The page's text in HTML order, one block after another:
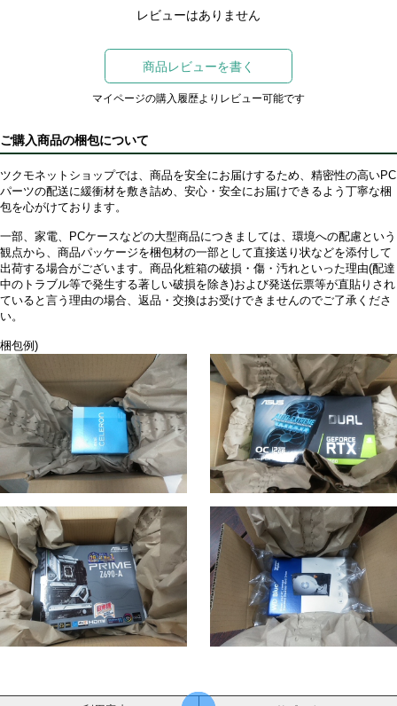
レビューはありません
商品レビューを書く
マイページの購入履歴よりレビュー可能です
ご購入商品の梱包について
ツクモネットショップでは、商品を安全にお届けするため、精密性の高いPC
パーツの配送に緩衝材を敷き詰め、安心・安全にお届けできるよう丁寧な梱
包を心がけております。
一部、家電、PCケースなどの大型商品につきましては、環境への配慮という
観点から、商品パッケージを梱包材の一部として直接送り状などを添付して
出荷する場合がございます。商品化粧箱の破損・傷・汚れといった理由(配達
中のトラブル等で発生する著しい破損を除き)および発送伝票等が直貼りされ
ていると言う理由の場合、返品・交換はお受けできませんのでご了承くださ
い。
梱包例)